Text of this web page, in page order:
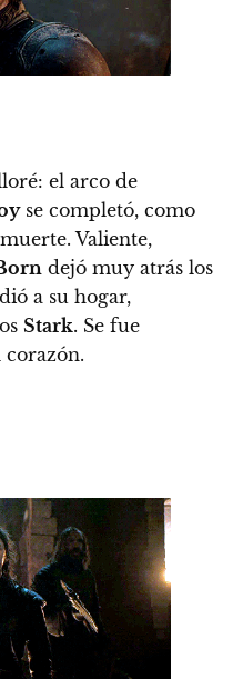
el arco de
se completó, como
muerte.Valiente,
dejó muy atrás los
a su hogar,
Stark. Se fue